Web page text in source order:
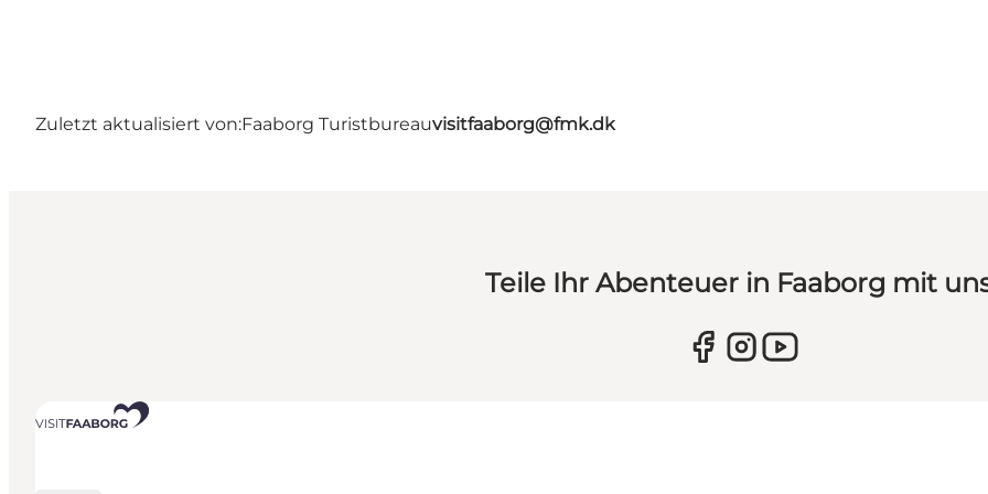
Zuletzt aktualisiert von:Faaborg Turistbureauvisitfaaborg@fmk.dk
Teile Ihr Abenteuer in Faaborg mit